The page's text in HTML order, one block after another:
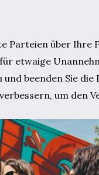
über Ihre
etwaige
beenden Sie
um den